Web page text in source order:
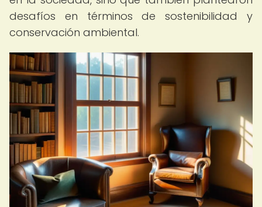
desafíos en términos de sostenibilidad y
conservación ambiental.